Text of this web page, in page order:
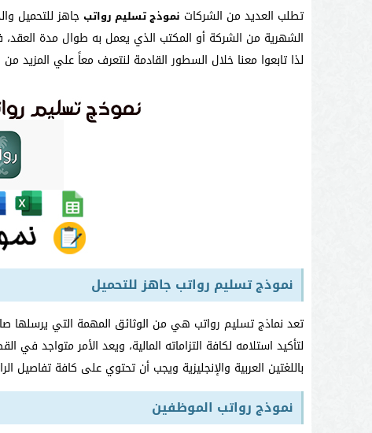
تطلب العديد من الشركات نموذج تسليم رواتب جاهز للتحميل
الشهرية من الشركة أو المكتب الذي يعمل به طوال مدة العقد،
لذا تابعوا معنا خلال السطور القادمة لنتعرف معاً علي المزيد
نموذج تسليم رواتب جاهز للتحميل
تعد نماذج تسليم رواتب هي من الوثائق المهمة التي يرسلها
لتأكيد استلامه لكافة التزاماته المالية، ويعد الأمر متواجد
باللغتين العربية والإنجليزية ويجب أن تحتوي على كافة
نموذج رواتب الموظفين